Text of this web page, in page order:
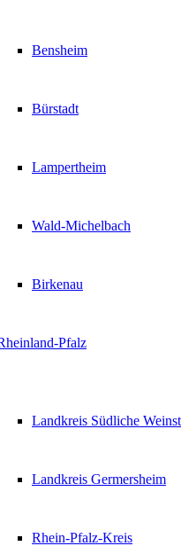
Bensheim
Bürstadt
Lampertheim
Wald-Michelbach
Birkenau
Pfalz
Landkreis Südliche
Landkreis Germersheim
Rhein-Pfalz-Kreis